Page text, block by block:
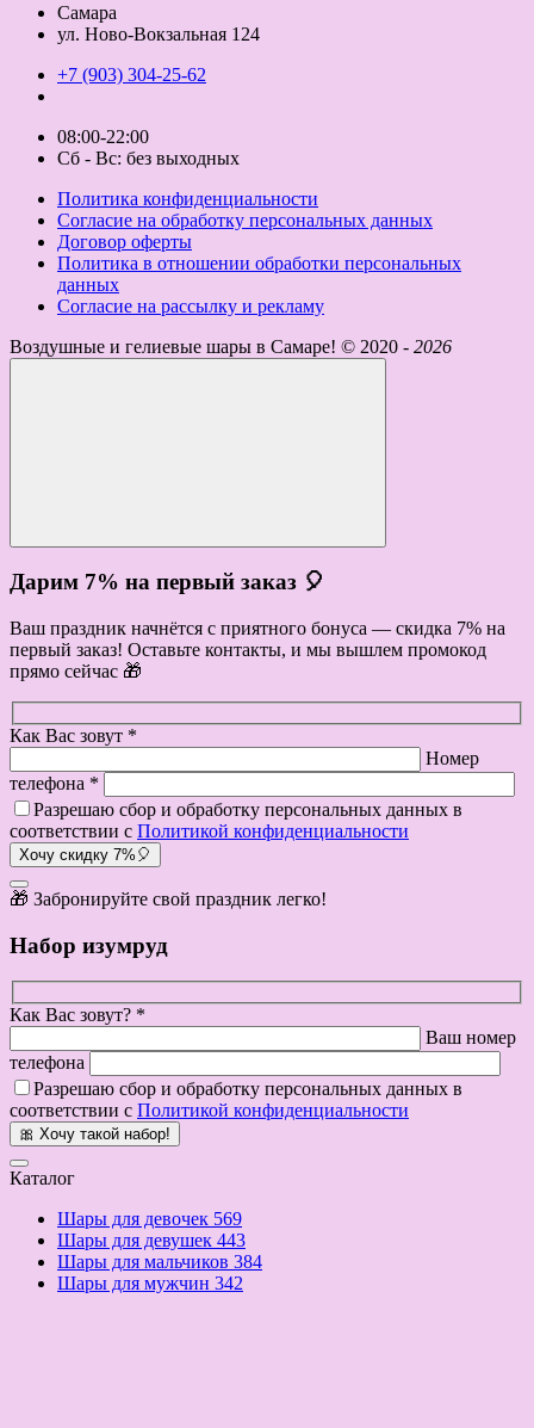
Самара
ул. Ново-Вокзальная 124
+7 (903) 304-25-62
08:00-22:00
Сб - Вс: без выходных
Политика конфиденциальности
Согласие на обработку персональных данных
Договор оферты
Политика в отношении обработки персональных
данных
Согласие на рассылку и рекламу
Воздушные и гелиевые шары в Самаре! © 2020 - 2026
Дарим 7% на первый заказ 🎈
Ваш праздник начнётся с приятного бонуса — скидка 7% на
первый заказ! Оставьте контакты, и мы вышлем промокод
прямо сейчас 🎁
Как Вас зовут *
Номер
телефона *
Разрешаю сбор и обработку персональных данных в
соответствии с Политикой конфиденциальности
Хочу скидку 7%🎈
🎁 Забронируйте свой праздник легко!
Набор изумруд
Как Вас зовут? *
Ваш номер
телефона
Разрешаю сбор и обработку персональных данных в
соответствии с Политикой конфиденциальности
🎀 Хочу такой набор!
Каталог
Шары для девочек 569
Шары для девушек 443
Шары для мальчиков 384
Шары для мужчин 342